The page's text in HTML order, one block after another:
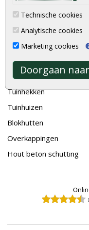
Technische cookies
Analytische cookies
Marketing cookies
Doorgaan
Alle populaire
Tuinhout
Schutting
Vlonderplanken
Tuinpalen
Tuinhekken
Tuinhuizen
Blokhutten
Overkappingen
Hout beton schutting